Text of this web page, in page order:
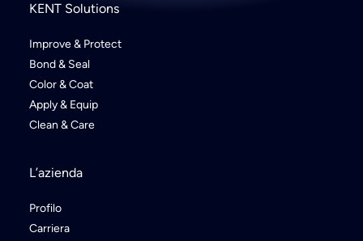
KENT Solutions
Improve & Protect
Bond & Seal
Color & Coat
Apply & Equip
Clean & Care
L’azienda
Profilo
Carriera